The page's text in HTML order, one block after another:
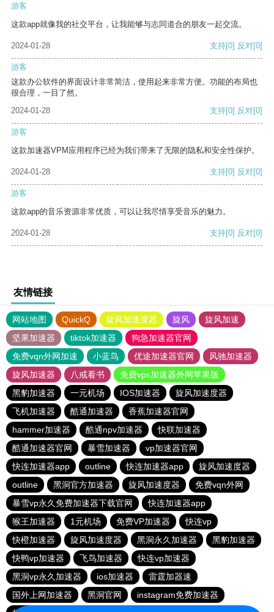
游客
这款app就像我的社交平台，让我能够与志同道合的朋友一起交流。
2024-01-28 支持[0] 反对[0]
游客
这款办公软件的界面设计非常简洁，使用起来非常方便。功能的布局也
很合理，一目了然。
2024-01-28
支持[0] 反对[0]
游客
这款加速器VPM应用程序已经为我们带来了无限的隐私和安全性保护。
2024-01-28 支持[0] 反对[0]
游客
这款app的音乐资源非常优质，可以让我尽情享受音乐的魅力。
2024-01-28 支持[0] 反对[0]
友情链接
网站地图 QuickQ 旋风加速度器 旋风
旋风加速
坚果加速器
tiktok加速器
狗急加速器官网
免费vqn外网加速
小蓝鸟 优途加速器官网
风驰加速器
旋风加速器
八戒看书
免费vps加速器外网苹果版
黑豹加速器
一元机场 IOS加速器
旋风加速度器
飞机加速器
酷通加速器
香蕉加速器官网
hammer加速器
酷通npv加速器
快联加速器
酷通加速器官网
暴雪加速器
vp加速器官网
快连加速器app
outline 快连加速器app
旋风加速度器
outline
黑洞官方加速器 旋风加速度器
免费vqn外网
暴雪vp永久免费加速器下载官网
快连加速器app
猴王加速器
1元机场 免费VP加速器
快连vp
快橙加速器
旋风加速度器 黑洞永久加速器
黑豹加速器
快鸭vp加速器
飞鸟加速器
快连vp加速器
黑洞vp永久加速器
ios加速器
雷霆加器速
国外上网加速器
黑洞官网
instagram免费加速器